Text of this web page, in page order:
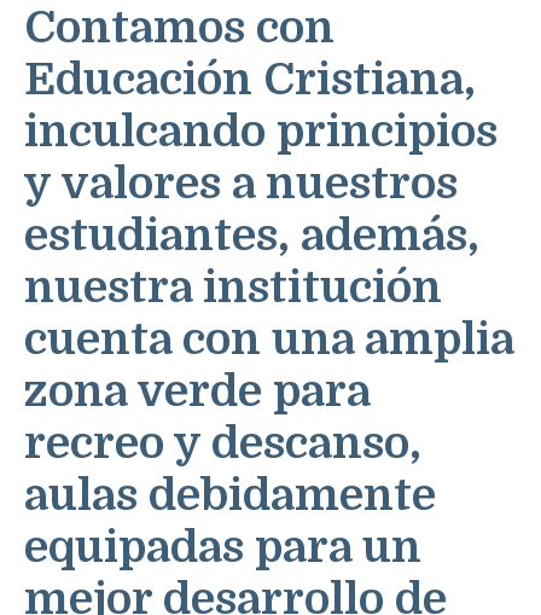
Contamos con
Educación Cristiana,
inculcando principios
y valores a nuestros
estudiantes, además,
nuestra institución
cuenta con una amplia
zona verde para
recreo y descanso,
aulas debidamente
equipadas para un
mejor desarrollo de